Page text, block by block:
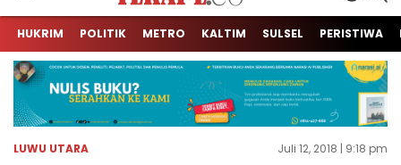
HUKRIM POLITIK METRO KALTIM SULSEL PERISTIWA
LUWU UTARA Juli 12, 2018 | 9:18 pm